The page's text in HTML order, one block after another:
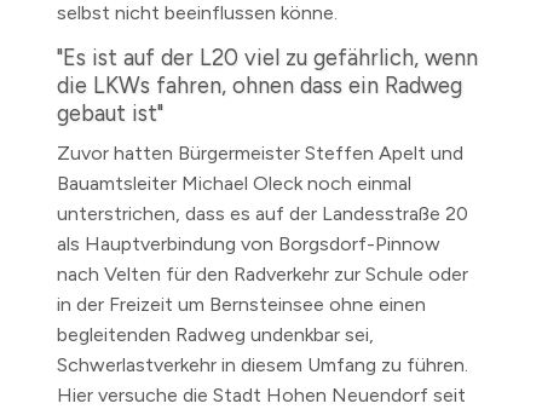
selbst nicht beeinflussen könne.
"Es ist auf der L20 viel zu gefährlich, wenn
die LKWs fahren, ohnen dass ein Radweg
gebaut ist"
Zuvor hatten Bürgermeister Steffen Apelt und
Bauamtsleiter Michael Oleck noch einmal
unterstrichen, dass es auf der Landesstraße 20
als Hauptverbindung von Borgsdorf-Pinnow
nach Velten für den Radverkehr zur Schule oder
in der Freizeit um Bernsteinsee ohne einen
begleitenden Radweg undenkbar sei,
Schwerlastverkehr in diesem Umfang zu führen.
Hier versuche die Stadt Hohen Neuendorf seit